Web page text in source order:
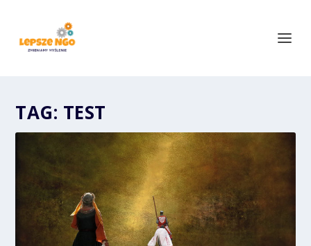
TAG: TEST